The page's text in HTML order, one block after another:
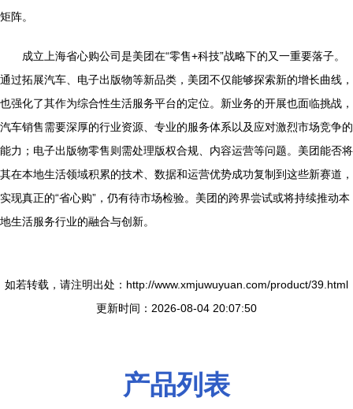
矩阵。
成立上海省心购公司是美团在“零售+科技”战略下的又一重要落子。
通过拓展汽车、电子出版物等新品类，美团不仅能够探索新的增长曲线，
也强化了其作为综合性生活服务平台的定位。新业务的开展也面临挑战，
汽车销售需要深厚的行业资源、专业的服务体系以及应对激烈市场竞争的
能力；电子出版物零售则需处理版权合规、内容运营等问题。美团能否将
其在本地生活领域积累的技术、数据和运营优势成功复制到这些新赛道，
实现真正的“省心购”，仍有待市场检验。美团的跨界尝试或将持续推动本
地生活服务行业的融合与创新。
如若转载，请注明出处：http://www.xmjuwuyuan.com/product/39.html
更新时间：2026-08-04 20:07:50
产品列表